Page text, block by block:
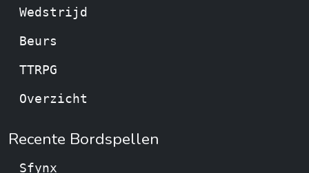
Wedstrijd
Beurs
TTRPG
Overzicht
Recente Bordspellen
Sfynx